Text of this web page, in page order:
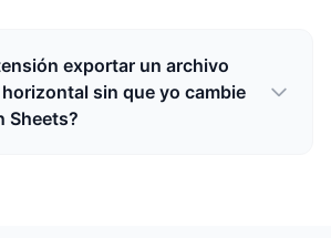
exportar un archivo
sin que yo cambie
Sheets?